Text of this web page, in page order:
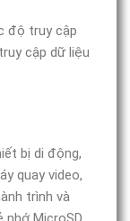
độ truy cập
cập dữ liệu
bị di động,
quay video,
trình và